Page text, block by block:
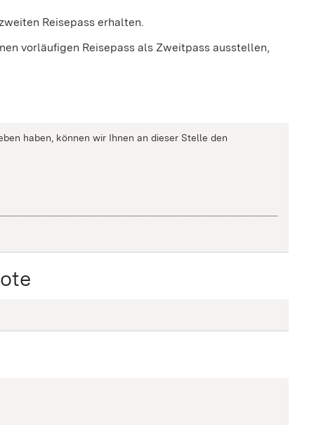
Reisepass erhalten.
vorläufigen Reisepass als Zweitpass ausstellen,
haben, können wir Ihnen an dieser Stelle den